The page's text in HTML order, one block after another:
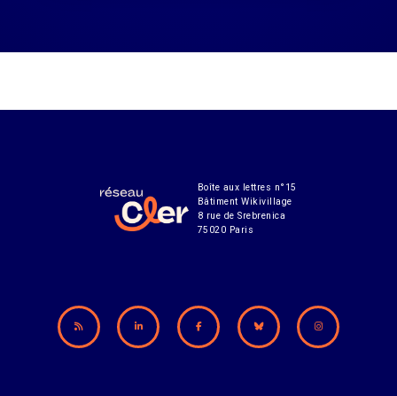
Boîte aux lettres n°15
Bâtiment Wikivillage
8 rue de Srebrenica
75020 Paris